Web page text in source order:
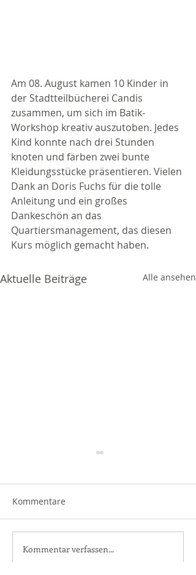
Am 08. August kamen 10 Kinder in
der Stadtteilbücherei Candis
zusammen, um sich im Batik-
Workshop kreativ auszutoben. Jedes
Kind konnte nach drei Stunden
knoten und färben zwei bunte
Kleidungsstücke präsentieren. Vielen
Dank an Doris Fuchs für die tolle
Anleitung und ein großes
Dankeschön an das
Quartiersmanagement, das diesen
Kurs möglich gemacht haben.
Aktuelle Beiträge Alle ansehen
Viele Begegnungen mit
Kommentare
Kommentar verfassen...